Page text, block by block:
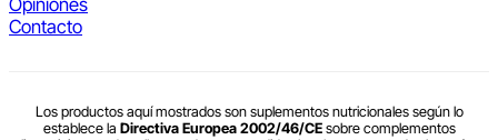
Opiniones
Contacto
Los productos aquí mostrados son suplementos nutricionales según lo
establece la Directiva Europea 2002/46/CEsobre complementos